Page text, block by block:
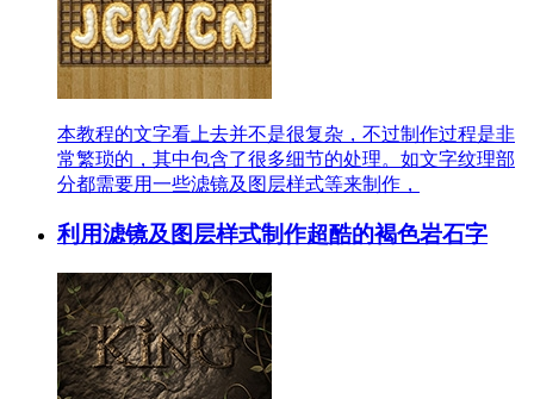
本教程的文字看上去并不是很复杂，不过制作过程是非
常繁琐的，其中包含了很多细节的处理。如文字纹理部
分都需要用一些滤镜及图层样式等来制作，
利用滤镜及图层样式制作超酷的褐色岩石字